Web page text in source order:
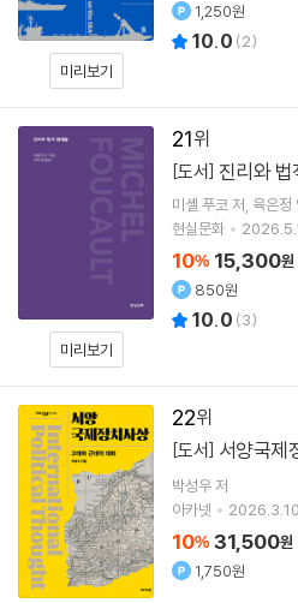
미리보기
1,250원
10.0 (2)
21
미리보기
[도서] 진리와
미셸 푸코 저 육은정
현실문화
10% 15,300원
850원
10.0 (3)
22
[도서] 서양국제
박성우저
아카넷
2026.3.10.
10% 31,500원
1,750원